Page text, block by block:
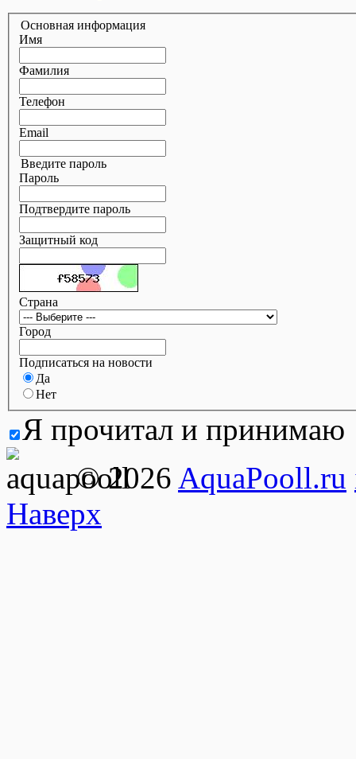
Основная информация
Имя
Фамилия
Телефон
Email
Введите пароль
Пароль
Подтвердите пароль
Защитный код
Страна
Город
Подписаться на новости
Да
Нет
Я прочитал и принимаю
© 2026 AquaPooll.ru
Наверх